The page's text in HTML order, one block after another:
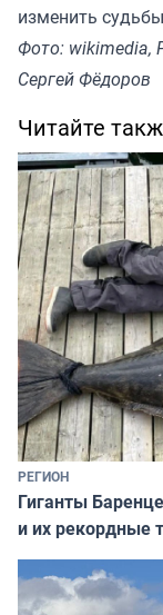
изменить
Фото: wikimedia,
Сергей Фёдоров
Читайте
РЕГИОН
Гиганты
и их рекордные